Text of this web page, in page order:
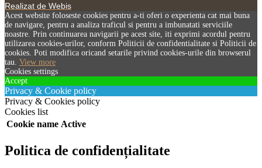
Realizat de Webis
Acest website foloseste cookies pentru a-ti oferi o experienta cat mai buna
de navigare, pentru a analiza traficul si pentru a imbunatati serviciile
noastre. Prin continuarea navigarii pe acest site, iti exprimi acordul pentru
utilizarea cookies-urilor, conform Politicii de confidentialitate si Politicii de
cookies. Poti modifica oricand setarile privind cookies-urile din browserul
tau. View more
Cookies settings
Accept
Privacy & Cookie policy
Privacy & Cookies policy
Cookies list
Cookie name Active
Politica de confidențialitate